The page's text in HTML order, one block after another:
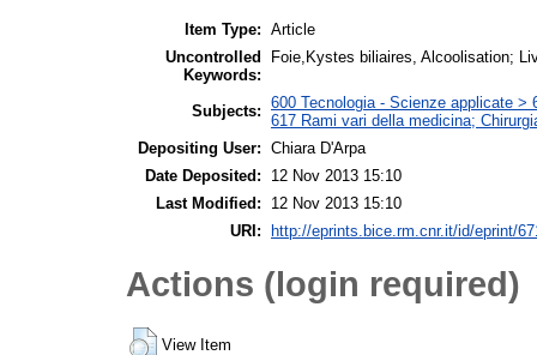
Item Type: Article
Uncontrolled
Keywords:
Foie,Kystes biliaires, Alcoolisation;
Subjects: 600 Tecnologia - Scienze applicate
617 Rami vari della medicina;
Depositing User: Chiara D'Arpa
Date Deposited:
12 Nov 2013 15:10
Last Modified:
12 Nov 2013 15:10
URI:
http://eprints.bice.rm.cnr.it/id/eprint/
Actions (login required)
View Item